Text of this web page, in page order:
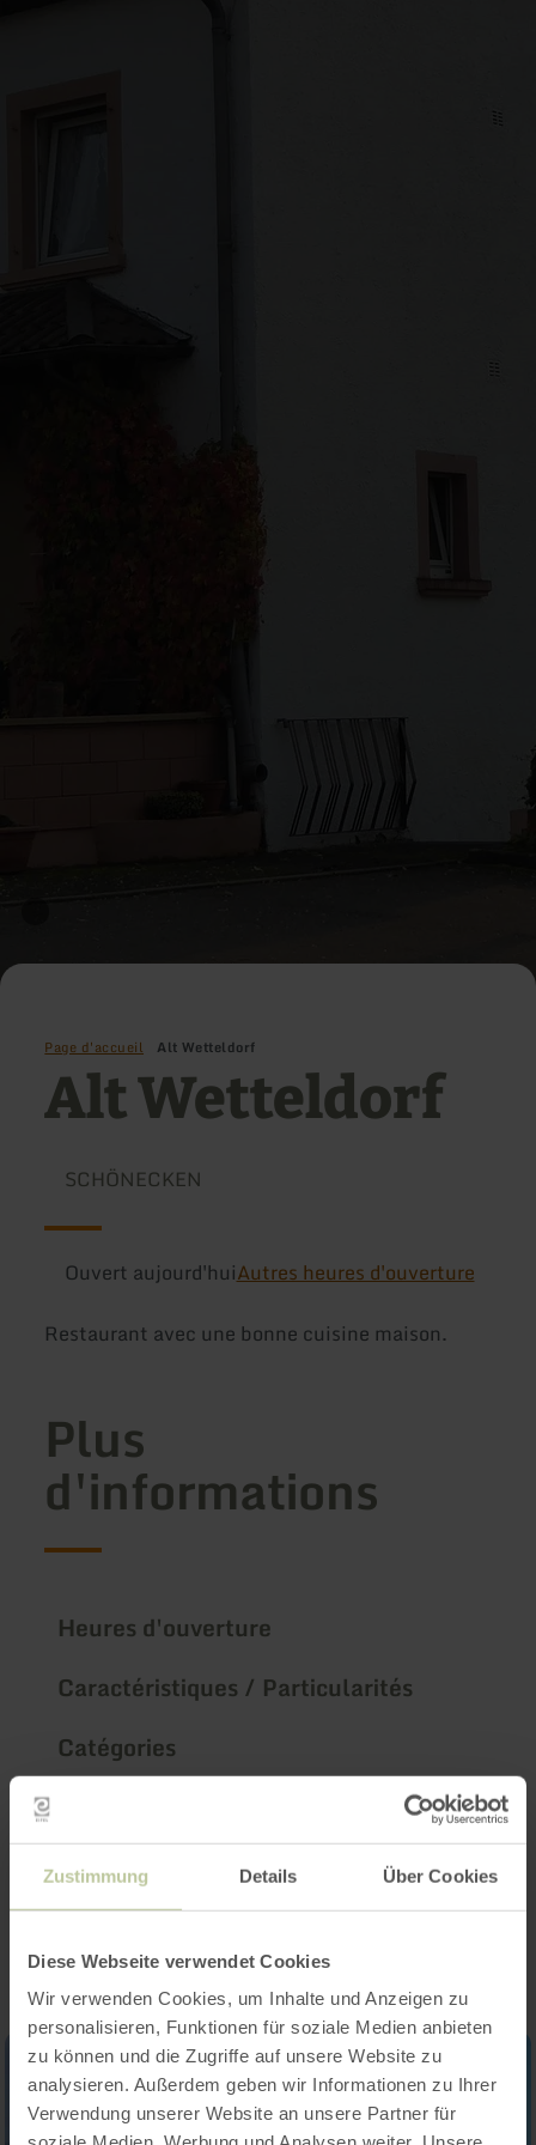
Zustimmung Details Über Cookies
Diese Webseite verwendet Cookies
Wir verwenden Cookies, um Inhalte und Anzeigen zu
personalisieren, Funktionen für soziale Medien anbieten
zu können und die Zugriffe auf unsere Website zu
analysieren. Außerdem geben wir Informationen zu Ihrer
Verwendung unserer Website an unsere Partner für
Page d'accueil Alt Wetteldorf
Alt Wetteldorf
SCHÖNECKEN
Ouvert aujourd'huiAutres heures d'ouverture
Restaurant avec une bonne cuisine maison.
Plus
d'informations
Heures d'ouverture
Caractéristiques / Particularités
Catégories
Impressions